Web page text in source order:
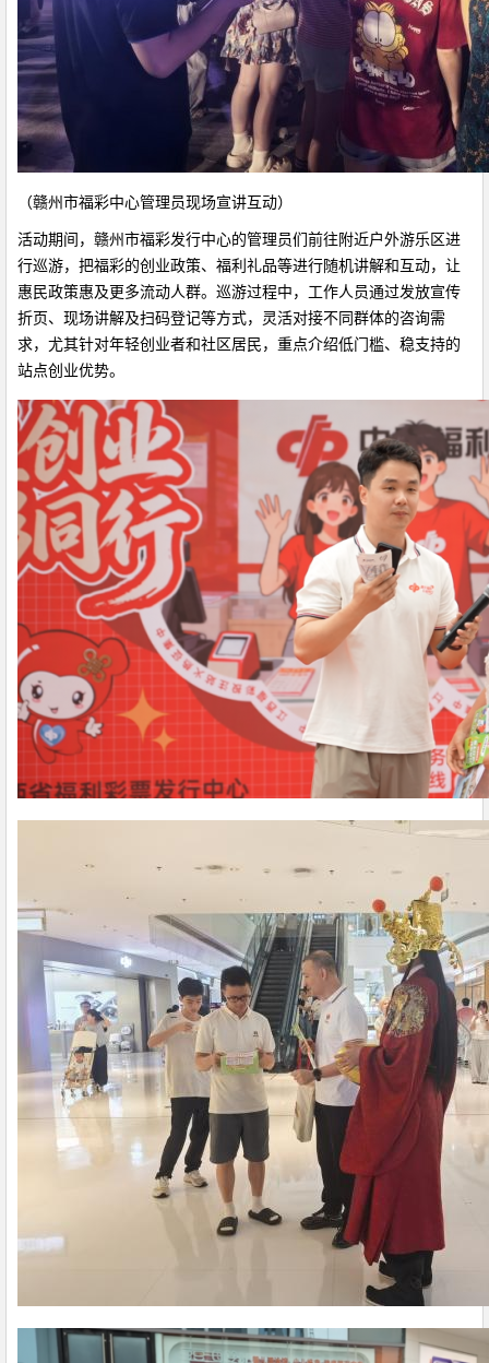
（赣州市福彩中心管理员现场宣讲互动）
活动期间，赣州市福彩发行中心的管理员们前往附近户外游乐区进
行巡游，把福彩的创业政策、福利礼品等进行随机讲解和互动，让
惠民政策惠及更多流动人群。巡游过程中，工作人员通过发放宣传
折页、现场讲解及扫码登记等方式，灵活对接不同群体的咨询需
求，尤其针对年轻创业者和社区居民，重点介绍低门槛、稳支持的
站点创业优势。